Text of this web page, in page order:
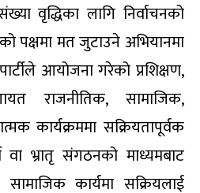
वृद्धिका लागि निर्वाचनको
पक्षमा मत जुटाउने अभियानमा
आयोजना गरेको प्रशिक्षण,
राजनीतिक, सामाजिक,
कार्यक्रममा सक्रियतापूर्वक
वा भ्रातृ संगठनको माध्यमबाट
कार्यमा सक्रियलाई